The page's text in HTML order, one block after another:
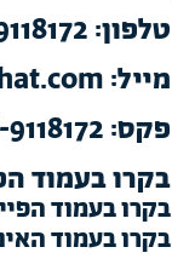
טלפון: 08-9118172
מייל: info@ecrahat.com
פקס: 08-9118172
בקרו בעמוד
בקרו בעמוד
בקרו בעמוד